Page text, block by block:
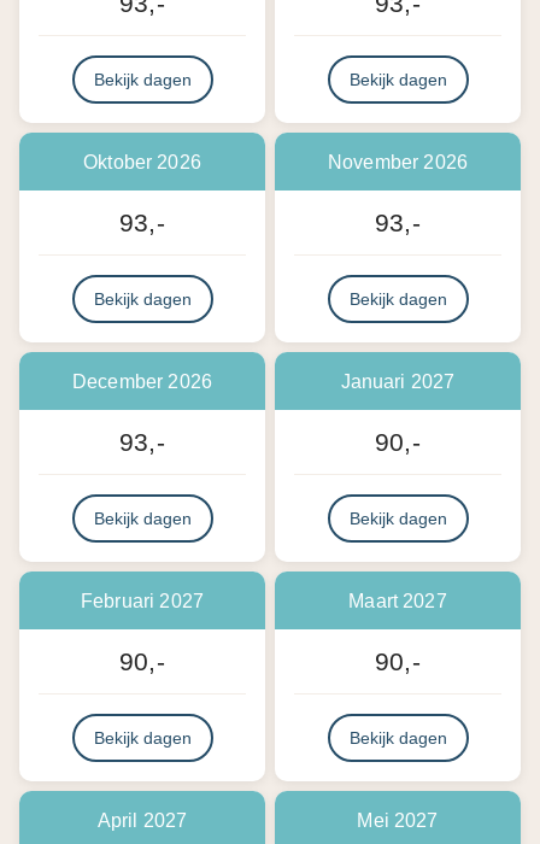
Bekijk dagen Bekijk dagen
Oktober 2026
93,-
Bekijk dagen
November 2026
93,-
Bekijk dagen
December 2026
93,-
Bekijk dagen
Januari 2027
90,-
Bekijk dagen
Februari 2027
90,-
Bekijk dagen
Maart 2027
90,-
Bekijk dagen
April 2027 Mei 2027